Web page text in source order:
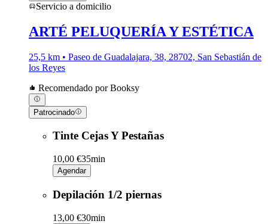
Servicio a domicilio
ARTÉ PELUQUERÍA Y ESTÉTICA
25,5 km • Paseo de Guadalajara, 38, 28702, San Sebastián de
los Reyes
Recomendado por Booksy
Patrocinado
Tinte Cejas Y Pestañas
10,00 €35min
Agendar
Depilación 1/2 piernas
13,00 €30min